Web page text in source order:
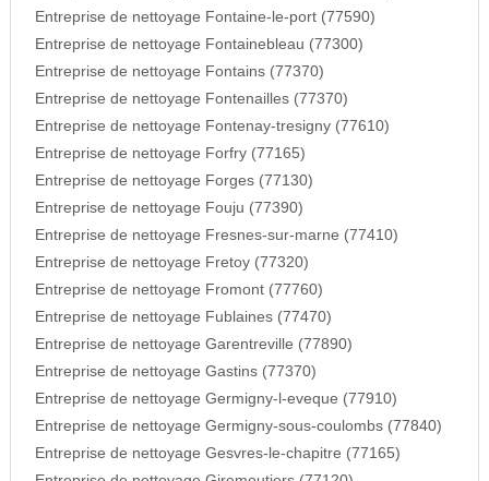
Entreprise de nettoyage Fontaine-le-port (77590)
Entreprise de nettoyage Fontainebleau (77300)
Entreprise de nettoyage Fontains (77370)
Entreprise de nettoyage Fontenailles (77370)
Entreprise de nettoyage Fontenay-tresigny (77610)
Entreprise de nettoyage Forfry (77165)
Entreprise de nettoyage Forges (77130)
Entreprise de nettoyage Fouju (77390)
Entreprise de nettoyage Fresnes-sur-marne (77410)
Entreprise de nettoyage Fretoy (77320)
Entreprise de nettoyage Fromont (77760)
Entreprise de nettoyage Fublaines (77470)
Entreprise de nettoyage Garentreville (77890)
Entreprise de nettoyage Gastins (77370)
Entreprise de nettoyage Germigny-l-eveque (77910)
Entreprise de nettoyage Germigny-sous-coulombs (77840)
Entreprise de nettoyage Gesvres-le-chapitre (77165)